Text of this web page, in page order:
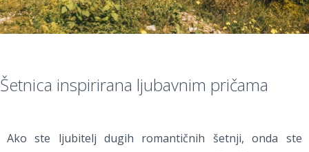
Šetnica inspirirana ljubavnim pričama
Ako ste ljubitelj dugih romantičnih šetnji, onda ste